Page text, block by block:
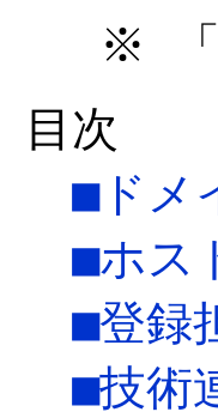
※ 「○
目次
■ドメ
■ホス
■登録
■技術